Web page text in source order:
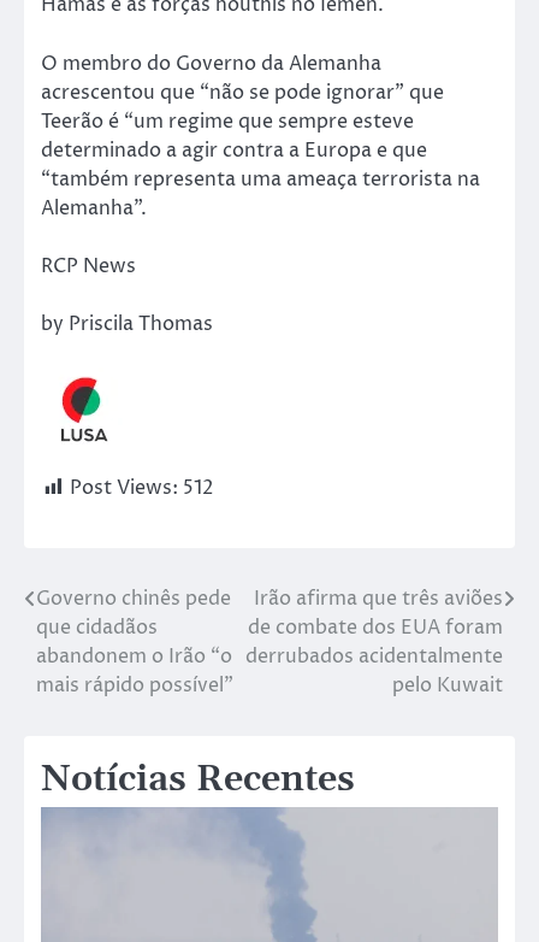
Hamas e às forças houthis no Iémen.
O membro do Governo da Alemanha
acrescentou que “não se pode ignorar” que
Teerão é “um regime que sempre esteve
determinado a agir contra a Europa e que
“também representa uma ameaça terrorista na
Alemanha”.
RCP News
by Priscila Thomas
Post Views: 512
Governo chinês pede
que cidadãos
abandonem o Irão “o
mais rápido possível”
Irão afirma que três aviões
de combate dos EUA foram
derrubados acidentalmente
pelo Kuwait
Notícias Recentes